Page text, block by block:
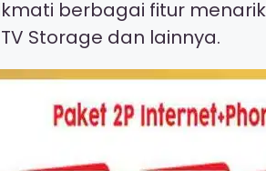
berbagai fitur
Storage dan lainnya.